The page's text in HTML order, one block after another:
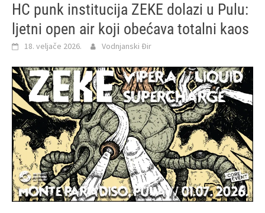
HC punk institucija ZEKE dolazi u Pulu:
ljetni open air koji obećava totalni kaos
18. veljače 2026. Vodnjanski Đir